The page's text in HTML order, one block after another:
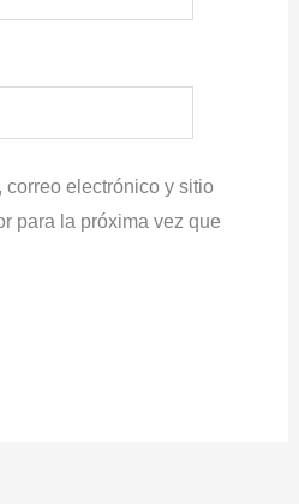
correo electrónico y sitio
para la próxima vez que